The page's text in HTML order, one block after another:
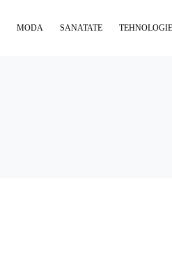
MODA SANATATE TEHNOLOGIE